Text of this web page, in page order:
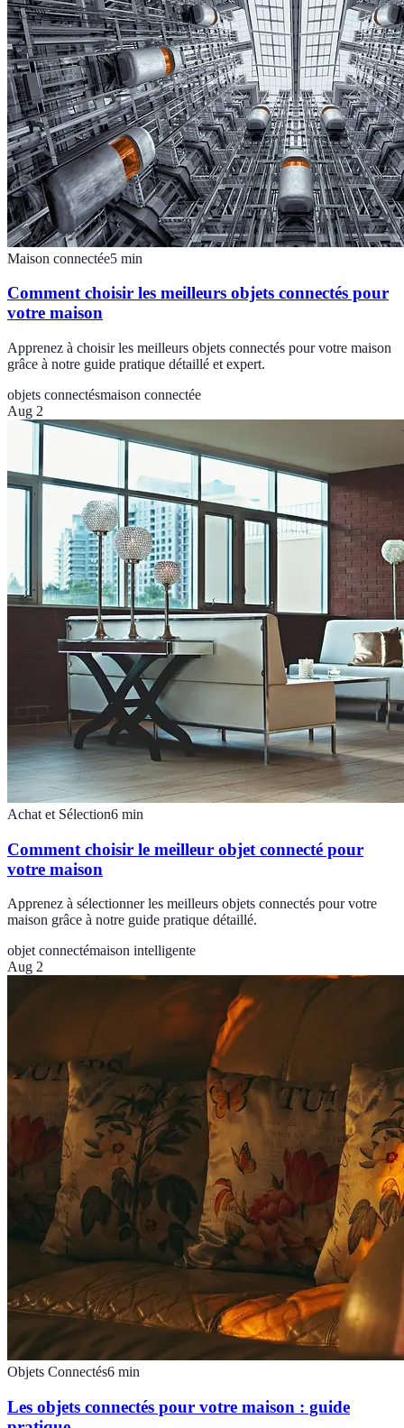
Maison connectée5 min
Comment choisir les meilleurs objets connectés pour
votre maison
Apprenez à choisir les meilleurs objets connectés pour votre maison
grâce à notre guide pratique détaillé et expert.
objets connectésmaison connectée
Aug 2
Achat et Sélection6 min
Comment choisir le meilleur objet connecté pour
votre maison
Apprenez à sélectionner les meilleurs objets connectés pour votre
maison grâce à notre guide pratique détaillé.
objet connectémaison intelligente
Aug 2
Objets Connectés6 min
Les objets connectés pour votre maison : guide